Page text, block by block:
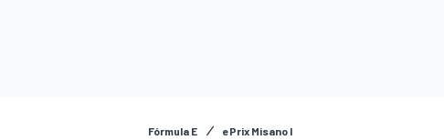
Fórmula E ePrix Misano I